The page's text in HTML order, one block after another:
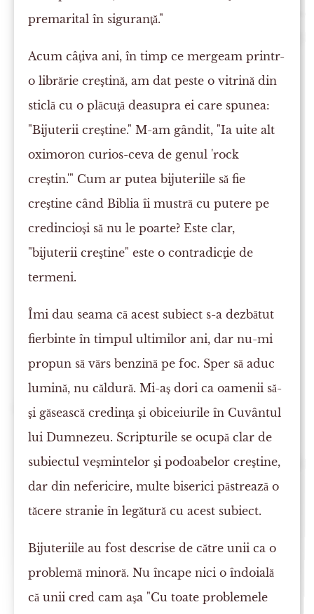
premarital în siguranţă."
Acum câţiva ani, în timp ce mergeam printr-
o librărie creştină, am dat peste o vitrină din
sticlă cu o plăcuţă deasupra ei care spunea:
"Bijuterii creştine." M-am gândit, "Ia uite alt
oximoron curios-ceva de genul 'rock
creştin.'" Cum ar putea bijuteriile să fie
creştine când Biblia îi mustră cu putere pe
credincioşi să nu le poarte? Este clar,
"bijuterii creştine" este o contradicţie de
termeni.
Îmi dau seama că acest subiect s-a dezbătut
fierbinte în timpul ultimilor ani, dar nu-mi
propun să vărs benzină pe foc. Sper să aduc
lumină, nu căldură. Mi-aş dori ca oamenii să-
şi găsească credinţa şi obiceiurile în Cuvântul
lui Dumnezeu. Scripturile se ocupă clar de
subiectul veşmintelor şi podoabelor creştine,
dar din nefericire, multe biserici păstrează o
tăcere stranie în legătură cu acest subiect.
Bijuteriile au fost descrise de către unii ca o
problemă minoră. Nu încape nici o îndoială
că unii cred cam aşa "Cu toate problemele